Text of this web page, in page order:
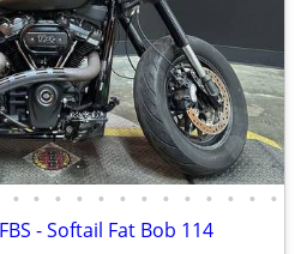
• • • • • • • • • • • • •
- Softail Fat Bob 114